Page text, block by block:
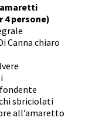
4 persone)
Canna chiaro
sbriciolati
all’amaretto